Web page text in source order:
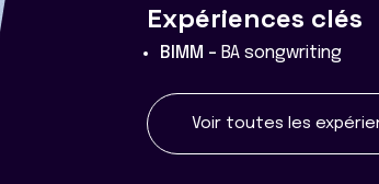
Expériences clés
BIMM - BA songwriting
Voir toutes les